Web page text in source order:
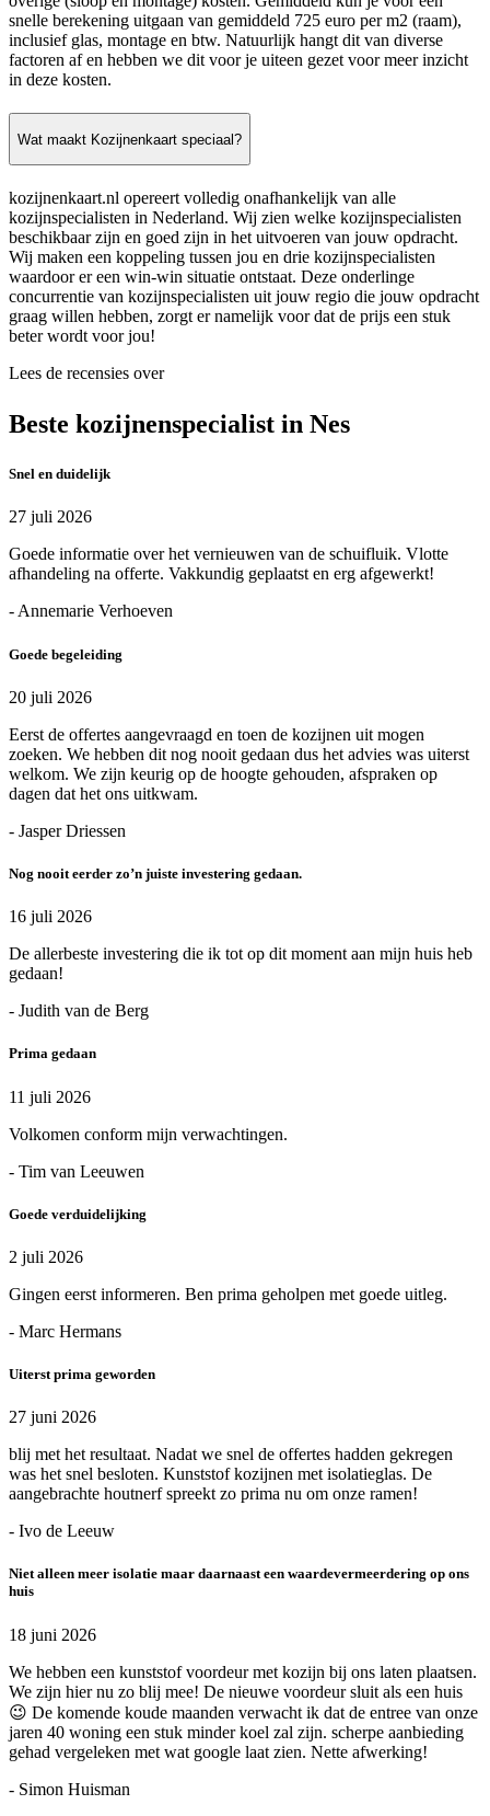
snelle berekening uitgaan van gemiddeld 725 euro per m2 (raam),
inclusief glas, montage en btw. Natuurlijk hangt dit van diverse
factoren af en hebben we dit voor je uiteen gezet voor meer inzicht
in deze kosten.
Wat maakt Kozijnenkaart speciaal?
kozijnenkaart.nl opereert volledig onafhankelijk van alle
kozijnspecialisten in Nederland. Wij zien welke kozijnspecialisten
beschikbaar zijn en goed zijn in het uitvoeren van jouw opdracht.
Wij maken een koppeling tussen jou en drie kozijnspecialisten
waardoor er een win-win situatie ontstaat. Deze onderlinge
concurrentie van kozijnspecialisten uit jouw regio die jouw opdracht
graag willen hebben, zorgt er namelijk voor dat de prijs een stuk
beter wordt voor jou!
Lees de recensies over
Beste kozijnenspecialist in Nes
Snel en duidelijk
27 juli 2026
Goede informatie over het vernieuwen van de schuifluik. Vlotte
afhandeling na offerte. Vakkundig geplaatst en erg afgewerkt!
- Annemarie Verhoeven
Goede begeleiding
20 juli 2026
Eerst de offertes aangevraagd en toen de kozijnen uit mogen
zoeken. We hebben dit nog nooit gedaan dus het advies was uiterst
welkom. We zijn keurig op de hoogte gehouden, afspraken op
dagen dat het ons uitkwam.
- Jasper Driessen
Nog nooit eerder zo’n juiste investering gedaan.
16 juli 2026
De allerbeste investering die ik tot op dit moment aan mijn huis heb
gedaan!
- Judith van de Berg
Prima gedaan
11 juli 2026
Volkomen conform mijn verwachtingen.
- Tim van Leeuwen
Goede verduidelijking
2 juli 2026
Gingen eerst informeren. Ben prima geholpen met goede uitleg.
- Marc Hermans
Uiterst prima geworden
27 juni 2026
blij met het resultaat. Nadat we snel de offertes hadden gekregen
was het snel besloten. Kunststof kozijnen met isolatieglas. De
aangebrachte houtnerf spreekt zo prima nu om onze ramen!
- Ivo de Leeuw
Niet alleen meer isolatie maar daarnaast een waardevermeerdering op ons
huis
18 juni 2026
We hebben een kunststof voordeur met kozijn bij ons laten plaatsen.
We zijn hier nu zo blij mee! De nieuwe voordeur sluit als een huis
😉 De komende koude maanden verwacht ik dat de entree van onze
jaren 40 woning een stuk minder koel zal zijn. scherpe aanbieding
gehad vergeleken met wat google laat zien. Nette afwerking!
- Simon Huisman